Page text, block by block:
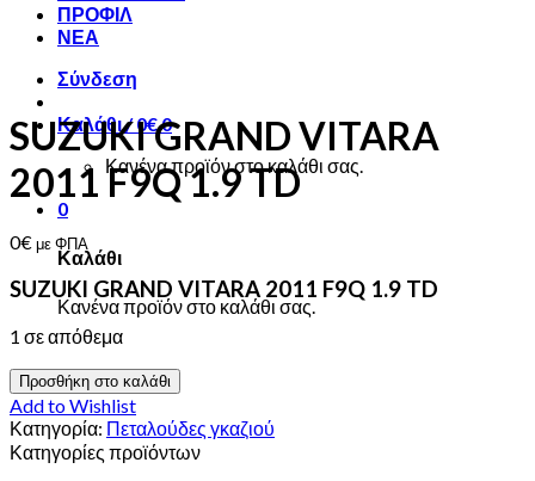
ΠΡΟΦΙΛ
ΝΕΑ
Σύνδεση
Καλάθι /0€0
Κανένα προϊόν στο καλάθι σας.
0
Καλάθι
Κανένα προϊόν στο καλάθι σας.
SUZUKI GRAND VITARA
2011 F9Q 1.9 TD
0€με ΦΠΑ
SUZUKI GRAND VITARA 2011 F9Q 1.9 TD
1 σε απόθεμα
Προσθήκη στο καλάθι
Add to Wishlist
Κατηγορία: Πεταλούδες γκαζιού
Κατηγορίες προϊόντων